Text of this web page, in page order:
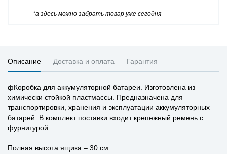
*а здесь можно забрать товар уже сегодня
Описание Доставка и оплата Гарантия
фКоробка для аккумуляторной батареи. Изготовлена из
химически стойкой пластмассы. Предназначена для
транспортировки, хранения и эксплуатации аккумуляторных
батарей. В комплект поставки входит крепежный ремень с
фурнитурой.
Полная высота ящика – 30 см.